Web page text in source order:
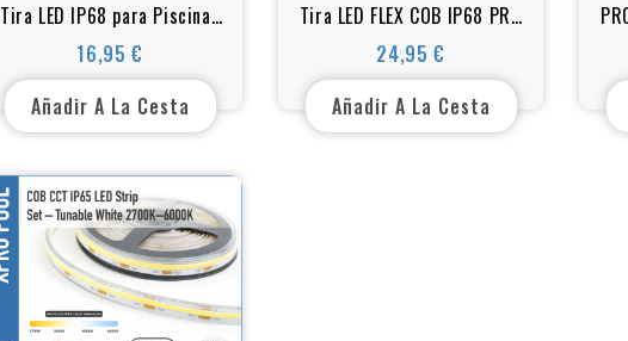
Tira LED IP68 para Piscinas
– Tira LED de Silicona 24 V
(Blanco Cálido 2700 K /
RGB+W – 2700 K)
16,95 €
Precio
Añadir A La Cesta
Tira LED FLEX COB IP68 PRO
LINE Blanco Cálido 3000K |
10x5mm y 14x6mm |
Fabricación a medida
24,95 €
Precio
Añadir A La Cesta